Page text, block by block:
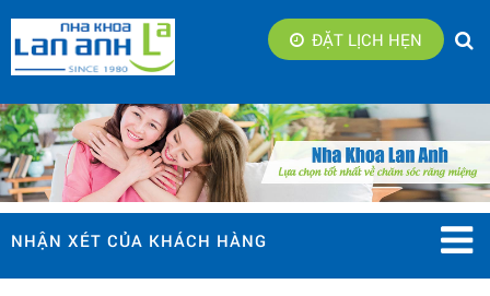
ĐẶT LỊCH HẸN
NHẬN XÉT CỦA KHÁCH HÀNG